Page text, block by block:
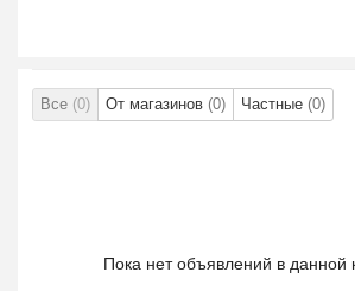
Все (0) От магазинов (0) Частные (0)
Пока нет объявлений в данной